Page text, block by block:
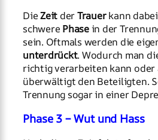
DieZeit derTrauerkann
schwere Phasein der
sein. Oftmals werden die
unterdrückt. Wodurch man
richtig verarbeiten kann oder
überwältigt den Beteiligten.
Trennung sogar in einer
Phase 3 – Wut und Hass